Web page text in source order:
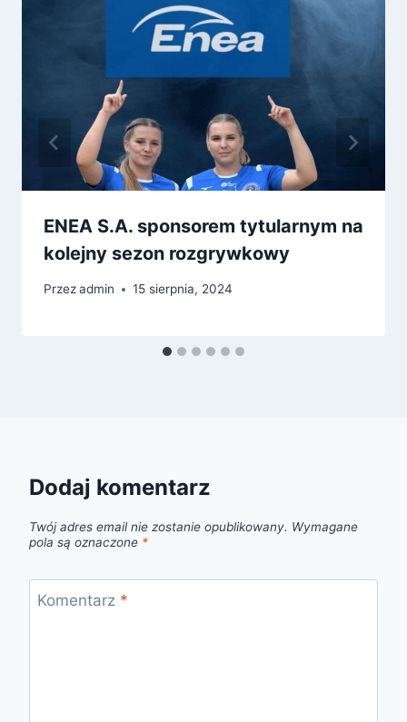
ENEA S.A. sponsorem tytularnym na
kolejny sezon rozgrywkowy
Przezadmin 15 sierpnia, 2024
Dodaj komentarz
Twój adres email nie zostanie opublikowany. Wymagane
pola są oznaczone *
Komentarz *